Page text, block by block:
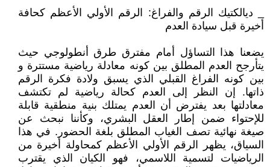
_ ديالكتيك الرقم والفراغ: الرقم الأولي الأعظم كحافة
أخيرة قبل سيادة العدم
يضعنا هذا التساؤل أمام مفترق طرق أنطولوجي حيث
يتأرجح العدم المطلق بين كونه معادلة رياضية مستترة و
بين كونه الفراغ القبلي الذي يسبق ولادة فكرة الرقم
ذاتها. إن النظر إلى العدم كحالة رياضية لم تكتشف
معادلتها بعد يفترض أن العدم يمتلك بنية منطقية قابلة
للإحتواء ضمن إطار العقل البشري، وكأننا نبحث عن
صيغة نهائية تصف الغياب المطلق بلغة الحضور. في هذا
السياق، يظهر الرقم الأولي الأعظم كمحاولة أخيرة من
الرياضيات لتسمية اللاسمي، فهو الكيان الذي يقترب